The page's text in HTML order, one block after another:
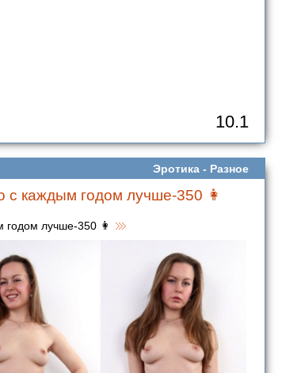
10.1
Эротика - Разное
каждым годом лучше-350 👩‍
лучше-350 👩‍